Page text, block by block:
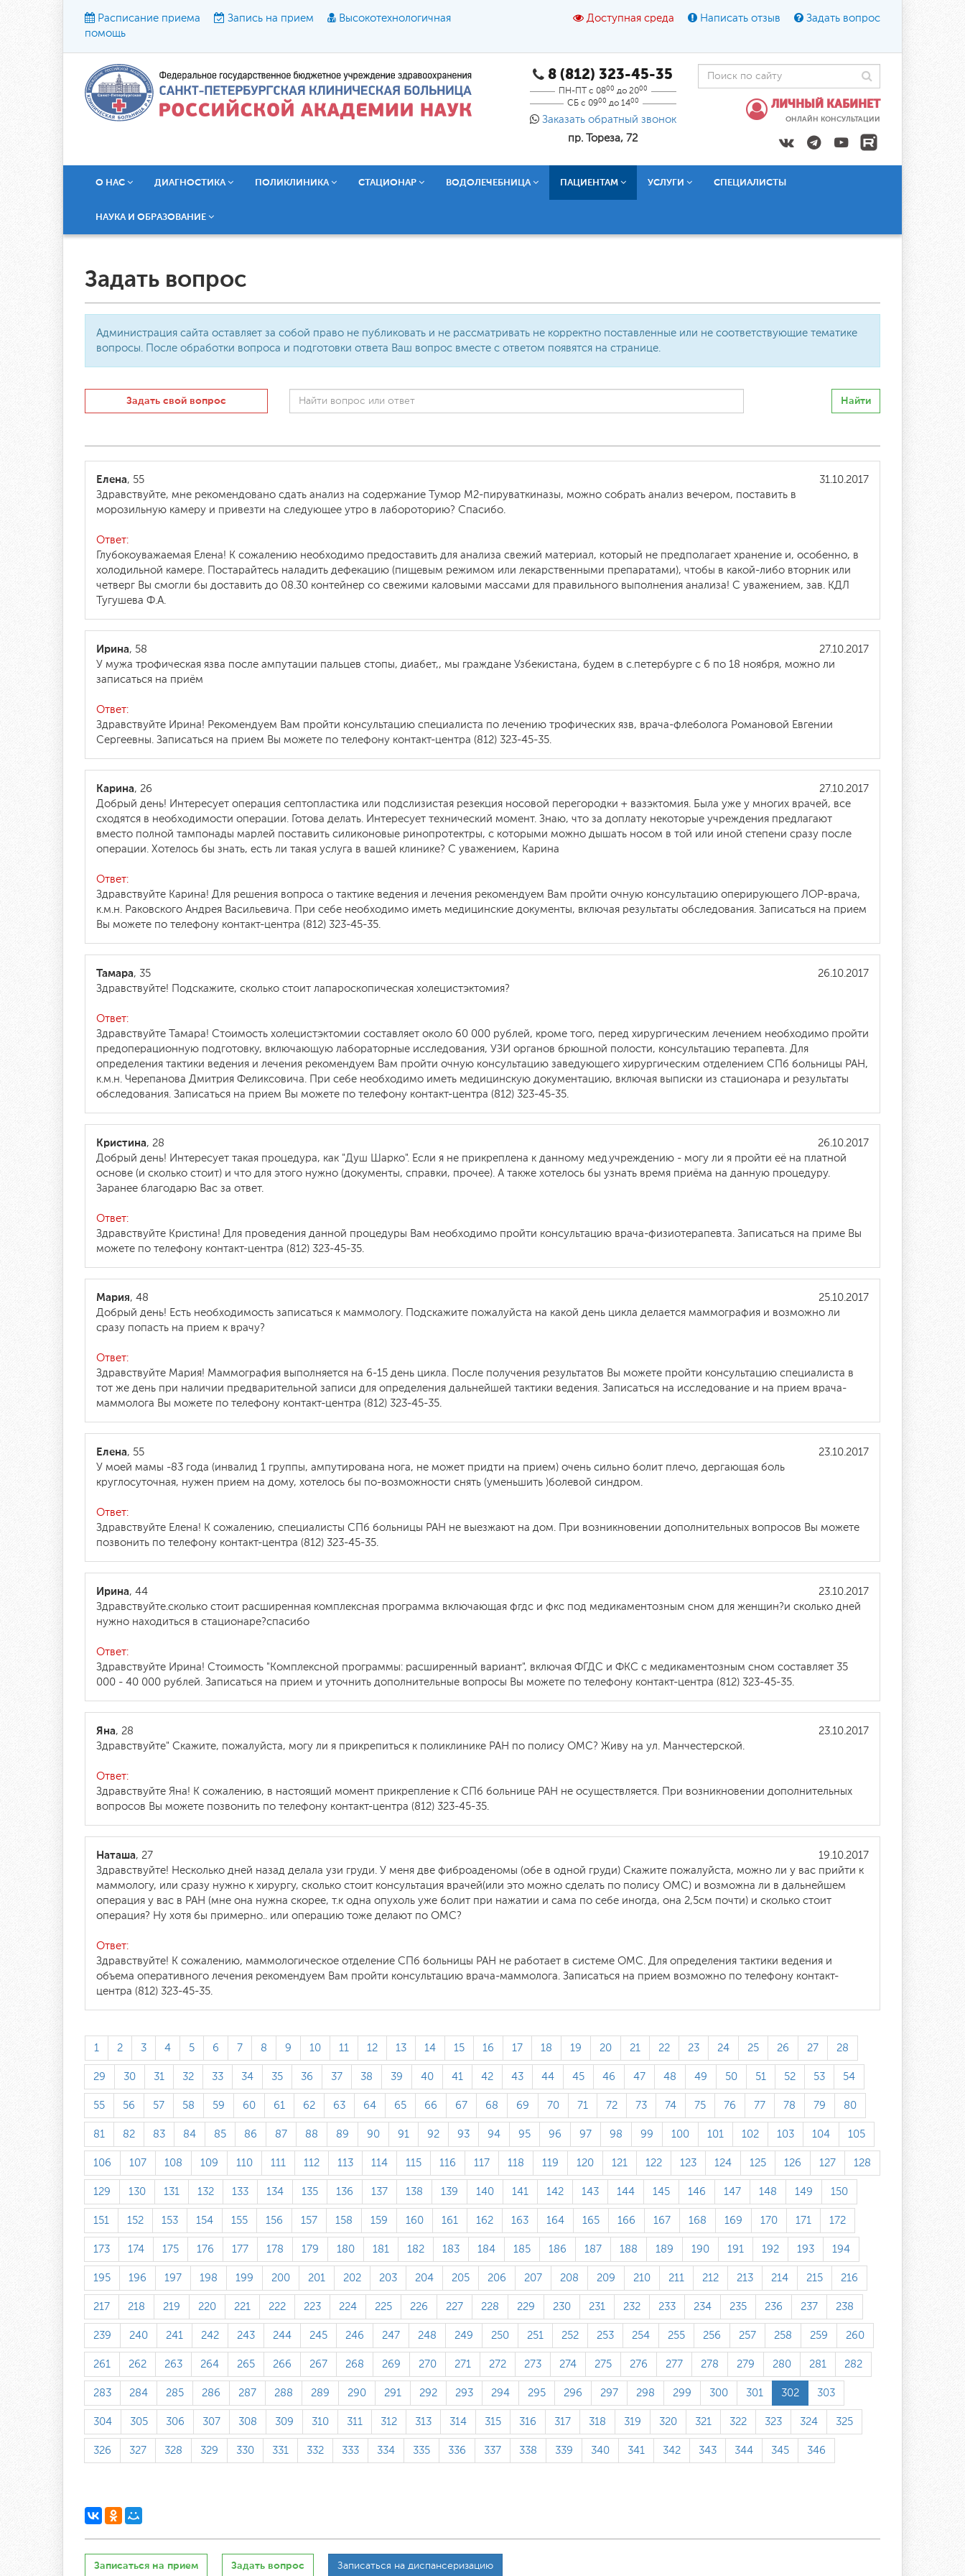
Расписание приема Запись на прием
Высокотехнологичная
помощь
Доступная среда Написать отзыв Задать вопрос
Размер шрифта: A A A
Текст: Кириллица Брайль Звук
8 (812) 323-45-35
ПН-ПТ с 0800 до 2000
СБ с 0900 до 1400
Заказать обратный звонок
пр. Тореза, 72
ЛИЧНЫЙ КАБИНЕТ
ОНЛАЙН КОНСУЛЬТАЦИИ
О НАС ДИАГНОСТИКА ПОЛИКЛИНИКА СТАЦИОНАР ВОДОЛЕЧЕБНИЦА ПАЦИЕНТАМ УСЛУГИ СПЕЦИАЛИСТЫ
НАУКА И ОБРАЗОВАНИЕ
Задать вопрос
Администрация сайта оставляет за собой право не публиковать и не рассматривать не корректно поставленные или не соответствующие тематике
вопросы. После обработки вопроса и подготовки ответа Ваш вопрос вместе с ответом появятся на странице.
Задать свой вопрос Найти
31.10.2017
Елена, 55
Здравствуйте, мне рекомендовано сдать анализ на содержание Тумор М2-пируваткиназы, можно собрать анализ вечером, поставить в
морозильную камеру и привезти на следующее утро в лабороторию? Спасибо.
Ответ:
Глубокоуважаемая Елена! К сожалению необходимо предоставить для анализа свежий материал, который не предполагает хранение и, особенно, в
холодильной камере. Постарайтесь наладить дефекацию (пищевым режимом или лекарственными препаратами), чтобы в какой-либо вторник или
четверг Вы смогли бы доставить до 08.30 контейнер со свежими каловыми массами для правильного выполнения анализа! С уважением, зав. КДЛ
Тугушева Ф.А.
27.10.2017
Ирина, 58
У мужа трофическая язва после ампутации пальцев стопы, диабет,, мы граждане Узбекистана, будем в с.петербурге с 6 по 18 ноября, можно ли
записаться на приём
Ответ:
Здравствуйте Ирина! Рекомендуем Вам пройти консультацию специалиста по лечению трофических язв, врача-флеболога Романовой Евгении
Сергеевны. Записаться на прием Вы можете по телефону контакт-центра (812) 323-45-35.
27.10.2017
Карина, 26
Добрый день! Интересует операция септопластика или подслизистая резекция носовой перегородки + вазэктомия. Была уже у многих врачей, все
сходятся в необходимости операции. Готова делать. Интересует технический момент. Знаю, что за доплату некоторые учреждения предлагают
вместо полной тампонады марлей поставить силиконовые ринопротектры, с которыми можно дышать носом в той или иной степени сразу после
операции. Хотелось бы знать, есть ли такая услуга в вашей клинике? С уважением, Карина
Ответ:
Здравствуйте Карина! Для решения вопроса о тактике ведения и лечения рекомендуем Вам пройти очную консультацию оперирующего ЛОР-врача,
к.м.н. Раковского Андрея Васильевича. При себе необходимо иметь медицинские документы, включая результаты обследования. Записаться на прием
Вы можете по телефону контакт-центра (812) 323-45-35.
26.10.2017
Тамара, 35
Здравствуйте! Подскажите, сколько стоит лапароскопическая холецистэктомия?
Ответ:
Здравствуйте Тамара! Стоимость холецистэктомии составляет около 60 000 рублей, кроме того, перед хирургическим лечением необходимо пройти
предоперационную подготовку, включающую лабораторные исследования, УЗИ органов брюшной полости, консультацию терапевта. Для
определения тактики ведения и лечения рекомендуем Вам пройти очную консультацию заведующего хирургическим отделением СПб больницы РАН,
к.м.н. Черепанова Дмитрия Феликсовича. При себе необходимо иметь медицинскую документацию, включая выписки из стационара и результаты
обследования. Записаться на прием Вы можете по телефону контакт-центра (812) 323-45-35.
26.10.2017
Кристина, 28
Добрый день! Интересует такая процедура, как "Душ Шарко". Если я не прикреплена к данному мед.учреждению - могу ли я пройти её на платной
основе (и сколько стоит) и что для этого нужно (документы, справки, прочее). А также хотелось бы узнать время приёма на данную процедуру.
Заранее благодарю Вас за ответ.
Ответ:
Здравствуйте Кристина! Для проведения данной процедуры Вам необходимо пройти консультацию врача-физиотерапевта. Записаться на приме Вы
можете по телефону контакт-центра (812) 323-45-35.
25.10.2017
Мария, 48
Добрый день! Есть необходимость записаться к маммологу. Подскажите пожалуйста на какой день цикла делается маммография и возможно ли
сразу попасть на прием к врачу?
Ответ:
Здравствуйте Мария! Маммография выполняется на 6-15 день цикла. После получения результатов Вы можете пройти консультацию специалиста в
тот же день при наличии предварительной записи для определения дальнейшей тактики ведения. Записаться на исследование и на прием врача-
маммолога Вы можете по телефону контакт-центра (812) 323-45-35.
23.10.2017
Елена, 55
У моей мамы -83 года (инвалид 1 группы, ампутирована нога, не может придти на прием) очень сильно болит плечо, дергающая боль
круглосуточная, нужен прием на дому, хотелось бы по-возможности снять (уменьшить )болевой синдром.
Ответ:
Здравствуйте Елена! К сожалению, специалисты СПб больницы РАН не выезжают на дом. При возникновении дополнительных вопросов Вы можете
позвонить по телефону контакт-центра (812) 323-45-35.
23.10.2017
Ирина, 44
Здравствуйте.сколько стоит расширенная комплексная программа включающая фгдс и фкс под медикаментозным сном для женщин?и сколько дней
нужно находиться в стационаре?спасибо
Ответ:
Здравствуйте Ирина! Стоимость "Комплексной программы: расширенный вариант", включая ФГДС и ФКС с медикаментозным сном составляет 35
000 - 40 000 рублей. Записаться на прием и уточнить дополнительные вопросы Вы можете по телефону контакт-центра (812) 323-45-35.
23.10.2017
Яна, 28
Здравствуйте" Скажите, пожалуйста, могу ли я прикрепиться к поликлинике РАН по полису ОМС? Живу на ул. Манчестерской.
Ответ:
Здравствуйте Яна! К сожалению, в настоящий момент прикрепление к СПб больнице РАН не осуществляется. При возникновении дополнительных
вопросов Вы можете позвонить по телефону контакт-центра (812) 323-45-35.
19.10.2017
Наташа, 27
Здравствуйте! Несколько дней назад делала узи груди. У меня две фиброаденомы (обе в одной груди) Скажите пожалуйста, можно ли у вас прийти к
маммологу, или сразу нужно к хирургу, сколько стоит консультация врачей(или это можно сделать по полису ОМС) и возможна ли в дальнейшем
операция у вас в РАН (мне она нужна скорее, т.к одна опухоль уже болит при нажатии и сама по себе иногда, она 2,5см почти) и сколько стоит
операция? Ну хотя бы примерно.. или операцию тоже делают по ОМС?
Ответ:
Здравствуйте! К сожалению, маммологическое отделение СПб больницы РАН не работает в системе ОМС. Для определения тактики ведения и
объема оперативного лечения рекомендуем Вам пройти консультацию врача-маммолога. Записаться на прием возможно по телефону контакт-
центра (812) 323-45-35.
1 2 3 4 5 6 7 8 9 10 11 12 13 14 15 16 17 18 19 20 21 22 23 24 25 26 27 28
29 30 31 32 33 34 35 36 37 38 39 40 41 42 43 44 45 46 47 48 49 50 51 52 53 54
55 56 57 58 59 60 61 62 63 64 65 66 67 68 69 70 71 72 73 74 75 76 77 78 79 80
81 82 83 84 85 86 87 88 89 90 91 92 93 94 95 96 97 98 99 100 101 102 103 104 105
106 107 108 109 110 111 112 113 114 115 116 117 118 119 120 121 122 123 124 125 126 127 128
129 130 131 132 133 134 135 136 137 138 139 140 141 142 143 144 145 146 147 148 149 150
151 152 153 154 155 156 157 158 159 160 161 162 163 164 165 166 167 168 169 170 171 172
173 174 175 176 177 178 179 180 181 182 183 184 185 186 187 188 189 190 191 192 193 194
195 196 197 198 199 200 201 202 203 204 205 206 207 208 209 210 211 212 213 214 215 216
217 218 219 220 221 222 223 224 225 226 227 228 229 230 231 232 233 234 235 236 237 238
239 240 241 242 243 244 245 246 247 248 249 250 251 252 253 254 255 256 257 258 259 260
261 262 263 264 265 266 267 268 269 270 271 272 273 274 275 276 277 278 279 280 281 282
283 284 285 286 287 288 289 290 291 292 293 294 295 296 297 298 299 300 301 302 303
304 305 306 307 308 309 310 311 312 313 314 315 316 317 318 319 320 321 322 323 324 325
326 327 328 329 330 331 332 333 334 335 336 337 338 339 340 341 342 343 344 345 346
Записаться на прием Задать вопрос Записаться на диспансеризацию